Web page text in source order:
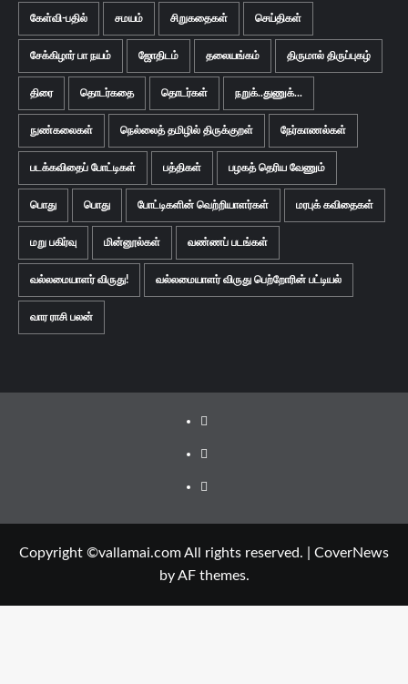
கேள்வி-பதில் சமயம் சிறுகதைகள் செய்திகள்
சேக்கிழார் பா நயம் ஜோதிடம் தலையங்கம் திருமால் திருப்புகழ்
திரை தொடர்கதை தொடர்கள் நறுக்..துணுக்...
நுண்கலைகள் நெல்லைத் தமிழில் திருக்குறள் நேர்காணல்கள்
படக்கவிதைப் போட்டிகள் பத்திகள் பழகத் தெரிய வேணும்
பொது பொது போட்டிகளின் வெற்றியாளர்கள் மரபுக் கவிதைகள்
மறு பகிர்வு மின்னூல்கள் வண்ணப் படங்கள்
வல்லமையாளர் விருது! வல்லமையாளர் விருது பெற்றோரின் பட்டியல்
வார ராசி பலன்
Facebook
Twitter
Youtube
Copyright ©vallamai.com All rights reserved.
CoverNews
by AF themes.